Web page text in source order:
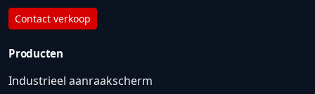
Contact verkoop
Producten
Industrieel aanraakscherm